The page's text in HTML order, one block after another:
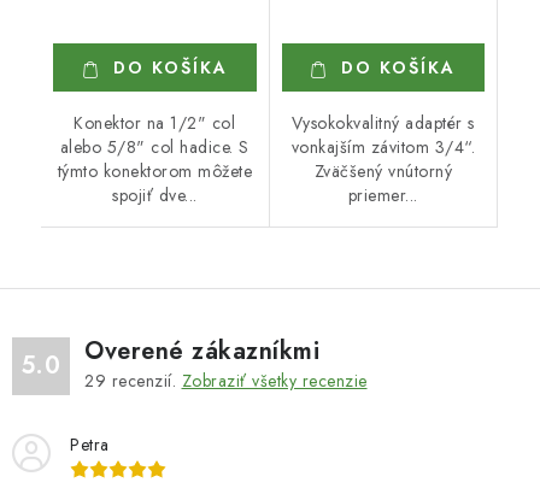
DO KOŠÍKA
Konektor na 1/2" col
alebo 5/8" col hadice. S
týmto konektorom môžete
spojiť dve...
DO KOŠÍKA
Vysokokvalitný adaptér s
vonkajším závitom 3/4“.
Zväčšený vnútorný
priemer...
5.0 Overené zákazníkmi
29 recenzií. Zobraziť všetky recenzie
Petra